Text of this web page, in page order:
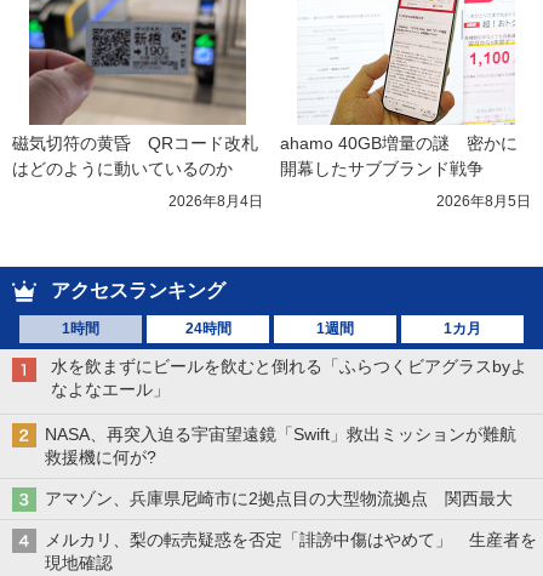
磁気切符の黄昏　QRコード改札
はどのように動いているのか
2026年8月4日
ahamo 40GB増量の謎　密かに
開幕したサブブランド戦争
2026年8月5日
アクセスランキング
1時間 24時間 1週間 1カ月
水を飲まずにビールを飲むと倒れる「ふらつくビアグラスbyよ
なよなエール」
NASA、再突入迫る宇宙望遠鏡「Swift」救出ミッションが難航
救援機に何が?
アマゾン、兵庫県尼崎市に2拠点目の大型物流拠点 関西最大
メルカリ、梨の転売疑惑を否定「誹謗中傷はやめて」 生産者を
現地確認